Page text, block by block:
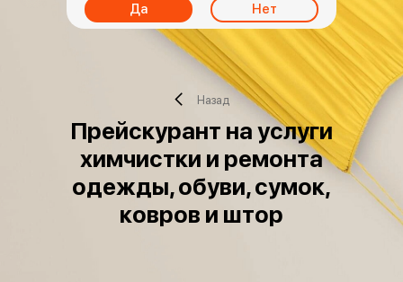
Да Нет
Назад
Прейскурант на услуги
химчистки и ремонта
одежды, обуви, сумок,
ковров и штор